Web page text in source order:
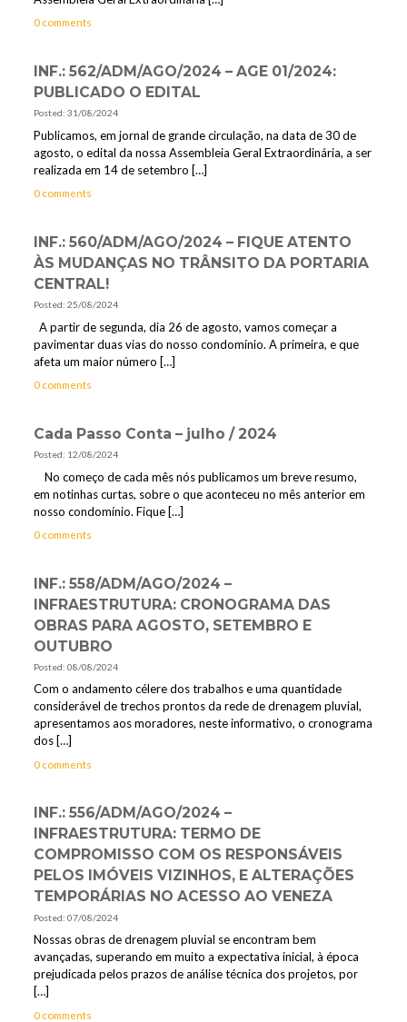
0 comments
INF.: 562/ADM/AGO/2024 – AGE 01/2024:
PUBLICADO O EDITAL
Posted: 31/08/2024
Publicamos, em jornal de grande circulação, na data de 30 de
agosto, o edital da nossa Assembleia Geral Extraordinária, a ser
realizada em 14 de setembro […]
0 comments
INF.: 560/ADM/AGO/2024 – FIQUE ATENTO
ÀS MUDANÇAS NO TRÂNSITO DA PORTARIA
CENTRAL!
Posted: 25/08/2024
A partir de segunda, dia 26 de agosto, vamos começar a
pavimentar duas vias do nosso condomínio. A primeira, e que
afeta um maior número […]
0 comments
Cada Passo Conta – julho / 2024
Posted: 12/08/2024
No começo de cada mês nós publicamos um breve resumo,
em notinhas curtas, sobre o que aconteceu no mês anterior em
nosso condomínio. Fique[…]
0 comments
INF.: 558/ADM/AGO/2024 –
INFRAESTRUTURA: CRONOGRAMA DAS
OBRAS PARA AGOSTO, SETEMBRO E
OUTUBRO
Posted: 08/08/2024
Com o andamento célere dos trabalhos e uma quantidade
considerável de trechos prontos da rede de drenagem pluvial,
apresentamos aos moradores, neste informativo, o cronograma
dos[…]
0 comments
INF.: 556/ADM/AGO/2024 –
INFRAESTRUTURA: TERMO DE
COMPROMISSO COM OS RESPONSÁVEIS
PELOS IMÓVEIS VIZINHOS, E ALTERAÇÕES
TEMPORÁRIAS NO ACESSO AO VENEZA
Posted: 07/08/2024
Nossas obras de drenagem pluvial se encontram bem
avançadas, superando em muito a expectativa inicial, à época
prejudicada pelos prazos de análise técnica dos projetos, por
[…]
0 comments